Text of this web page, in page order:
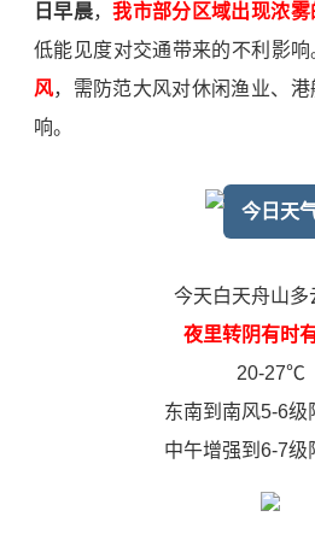
日早晨，我市部分区域出现浓
低能见度对交通带来的不利影响
风，需防范大风对休闲渔业、
响。
今日天
今天白天舟山多
夜里转阴有时
20-27℃
东南到南风5-6级
中午增强到6-7级